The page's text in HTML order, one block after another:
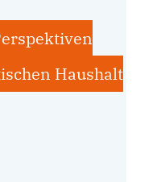
Haushalt